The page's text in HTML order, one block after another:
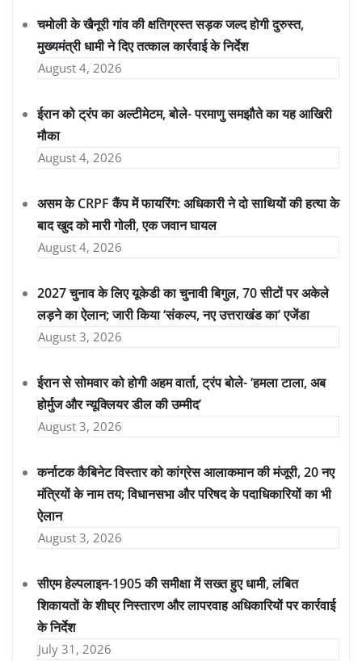
चमोली के खैनूरी गांव की क्षतिग्रस्त सड़क जल्द होगी दुरुस्त,
मुख्यमंत्री धामी ने दिए तत्काल कार्रवाई के निर्देश
August 4, 2026
ईरान को ट्रंप का अल्टीमेटम, बोले- परमाणु समझौते का यह आखिरी
मौका
August 4, 2026
असम के CRPF कैंप में फायरिंग: अधिकारी ने दो साथियों की हत्या के
बाद खुद को मारी गोली, एक जवान घायल
August 4, 2026
2027 चुनाव के लिए यूकेडी का चुनावी बिगुल, 70 सीटों पर अकेले
लड़ने का ऐलान; जारी किया ‘संकल्प, नए उत्तराखंड का’ एजेंडा
August 3, 2026
ईरान से सोमवार को होगी अहम वार्ता, ट्रंप बोले- ‘हमला टाला, अब
होर्मुज और न्यूक्लियर डील की उम्मीद’
August 3, 2026
कर्नाटक कैबिनेट विस्तार को कांग्रेस आलाकमान की मंजूरी, 20 नए
मंत्रियों के नाम तय; विधानसभा और परिषद के पदाधिकारियों का भी
ऐलान
August 3, 2026
सीएम हेल्पलाइन-1905 की समीक्षा में सख्त हुए धामी, लंबित
शिकायतों के शीघ्र निस्तारण और लापरवाह अधिकारियों पर कार्रवाई
के निर्देश
July 31, 2026